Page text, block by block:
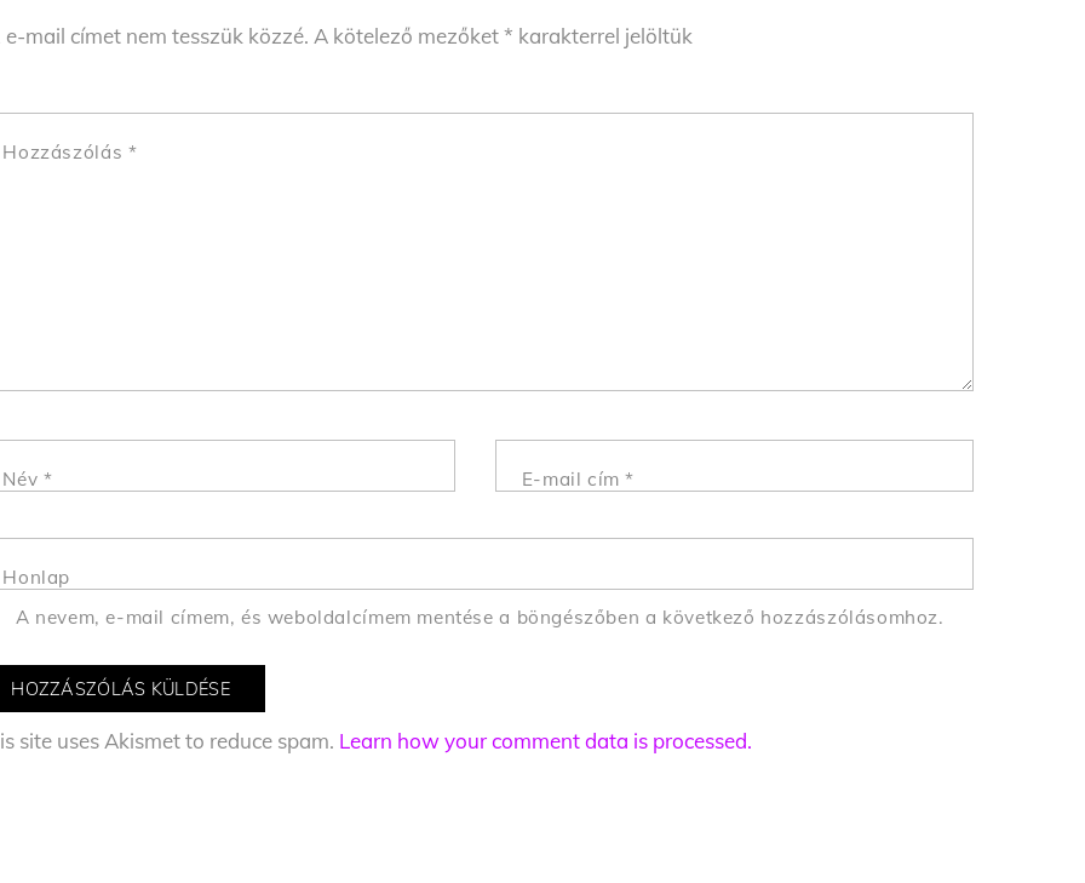
e-mail címet nem tesszük közzé. A kötelező mezőket* karakterrel jelöltük
Hozzászólás *
Név * E-mail cím*
Honlap
A nevem, e-mail címem, és weboldalcímem mentése a böngészőben a következő hozzászólásomhoz.
site uses Akismet to reduce spam. Learn how your comment data is processed.